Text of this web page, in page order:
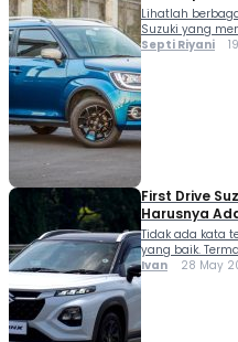
Lihatlah
Suzuki yang
teknologi dan
Septi Riyani
First Drive
Harusnya
Tidak ada kata
yang baik.
Indomobil Sales
Ivan 28 May